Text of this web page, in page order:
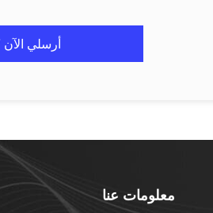
أرسلي الآن
معلومات عنا